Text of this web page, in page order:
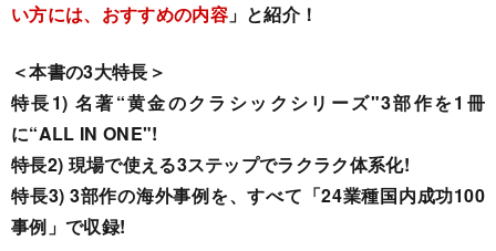
い方には、おすすめの内容」と紹介！
＜本書の3大特長＞
特長1) 名著“黄金のクラシックシリーズ"3部作を1冊
に“ALL IN ONE"!
特長2) 現場で使える3ステップでラクラク体系化!
特長3) 3部作の海外事例を、すべて「24業種国内成功100
事例」で収録!